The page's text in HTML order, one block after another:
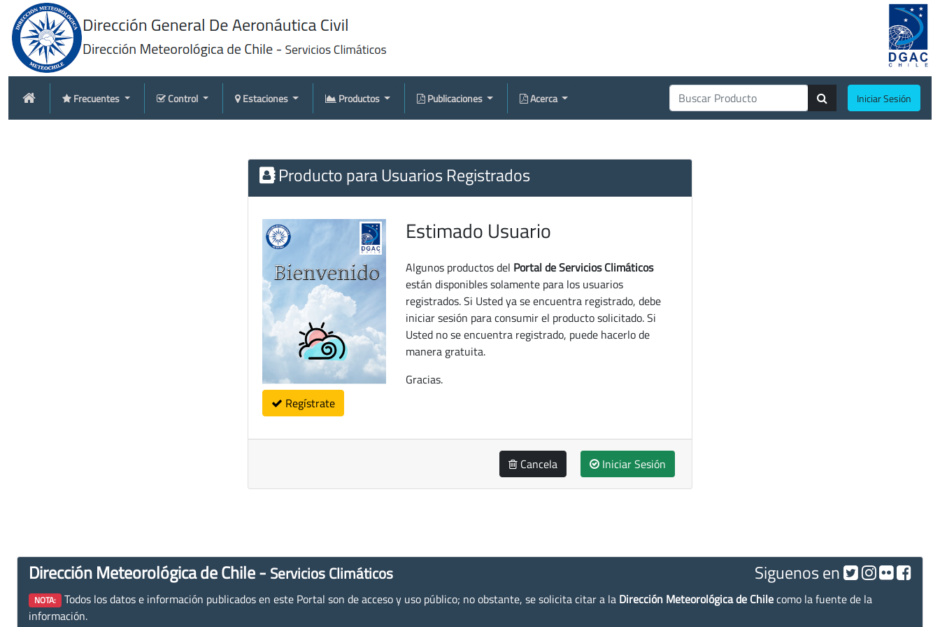
Frecuentes Control Estaciones Productos Publicaciones Acerca Iniciar Sesión
Producto para Usuarios Registrados
Regístrate
Estimado Usuario
Algunos productos del Portal de Servicios Climáticos
están disponibles solamente para los usuarios
registrados. Si Usted ya se encuentra registrado, debe
iniciar sesión para consumir el producto solicitado. Si
Usted no se encuentra registrado, puede hacerlo de
manera gratuita.
Gracias.
Cancela Iniciar Sesión
Dirección Meteorológica de Chile - Servicios Climáticos Siguenos en
NOTA: Todos los datos e información publicados en este Portal son de acceso y uso público; no obstante, se solicita citar a la Dirección Meteorológica de Chilecomo la fuente de la
información.